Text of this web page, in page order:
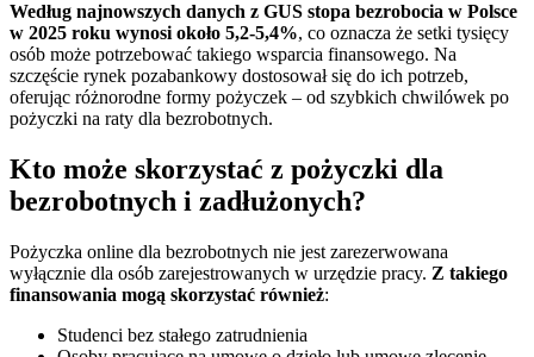
Według najnowszych danych z GUS stopa bezrobocia w Polsce
w 2025 roku wynosi około 5,2-5,4%, co oznacza że setki tysięcy
osób może potrzebować takiego wsparcia finansowego. Na
szczęście rynek pozabankowy dostosował się do ich potrzeb,
oferując różnorodne formy pożyczek – od szybkich chwilówek po
pożyczki na raty dla bezrobotnych.
Kto może skorzystać z pożyczki dla
bezrobotnych i zadłużonych?
Pożyczka online dla bezrobotnych nie jest zarezerwowana
wyłącznie dla osób zarejestrowanych w urzędzie pracy. Z takiego
finansowania mogą skorzystać również:
Studenci bez stałego zatrudnienia